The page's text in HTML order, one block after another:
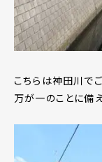
こちらは神田川でご
万が一のことに備